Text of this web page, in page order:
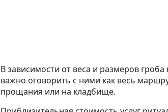
В зависимости от веса и размеров
важно оговорить с ними как весь
прощания или на кладбище.